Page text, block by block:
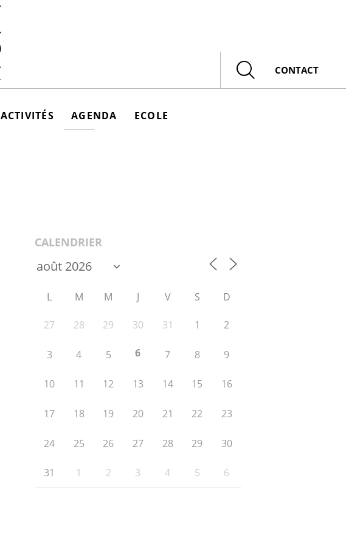
Rechercher
CONTACT
ACTIVITÉS AGENDA ECOLE
CALENDRIER
L M M J V S D
27 28 29 30 31 1 2
3 4 5 6 7 8 9
10 11 12 13 14 15 16
17 18 19 20 21 22 23
24 25 26 27 28 29 30
31 1 2 3 4 5 6